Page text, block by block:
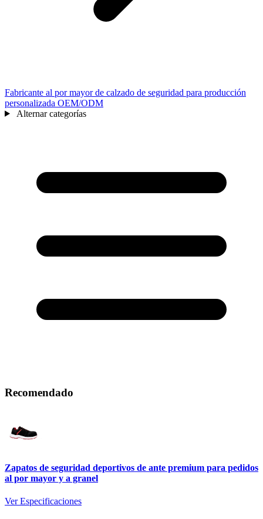
Fabricante al por mayor de calzado de seguridad para producción
personalizada OEM/ODM
Alternar categorías
Recomendado
Zapatos de seguridad deportivos de ante premium para pedidos
al por mayor y a granel
Ver Especificaciones